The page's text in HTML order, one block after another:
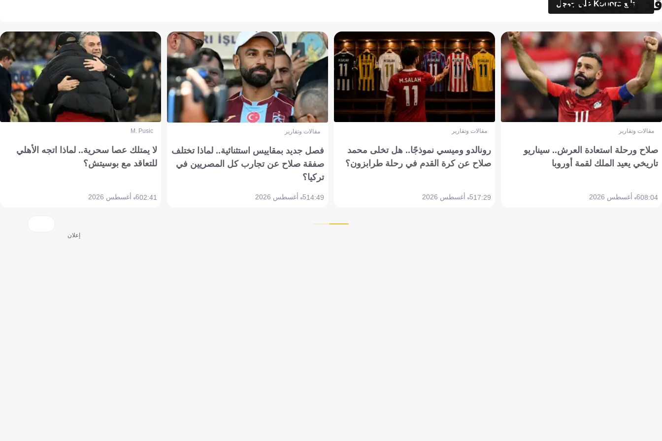
تابع Kooora على جوجل
قد يعجبك أيضاً
مقالات وتقارير
صلاح ورحلة استعادة العرش.. سيناريو
تاريخي يعيد الملك لقمة أوروبا
08:046 أغسطس 2026
مقالات وتقارير
رونالدو وميسي نموذجًا.. هل تخلى محمد
صلاح عن كرة القدم في رحلة طرابزون؟
17:295 أغسطس 2026
مقالات وتقارير
فصل جديد بمقاييس استثنائية.. لماذا تختلف
صفقة صلاح عن تجارب كل المصريين في
تركيا؟
14:495 أغسطس 2026
M. Pusic
لا يمتلك عصا سحرية.. لماذا اتجه الأهلي
للتعاقد مع بوسيتش؟
02:416 أغسطس 2026
إعلان